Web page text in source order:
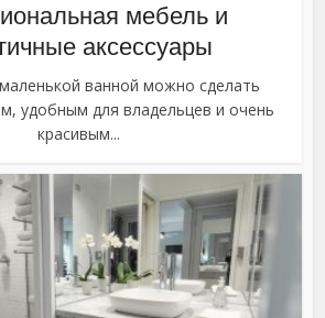
мебель и
аксессуары
ванной можно сделать
удобным для владельцев и очень
красивым...